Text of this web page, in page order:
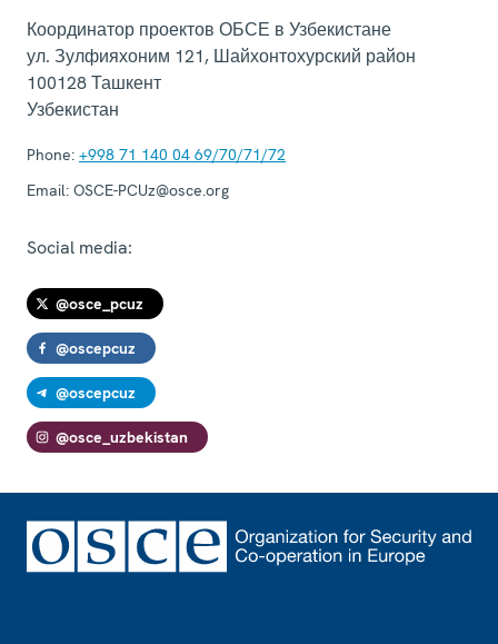
Координатор проектов ОБСЕ в Узбекистане
ул. Зулфияхоним 121, Шайхонтохурский район
100128Ташкент
Узбекистан
Phone: +998 71 140 04 69/70/71/72
Email: OSCE-PCUz@osce.org
Social media:
@osce_pcuz
@oscepcuz
@oscepcuz
@osce_uzbekistan